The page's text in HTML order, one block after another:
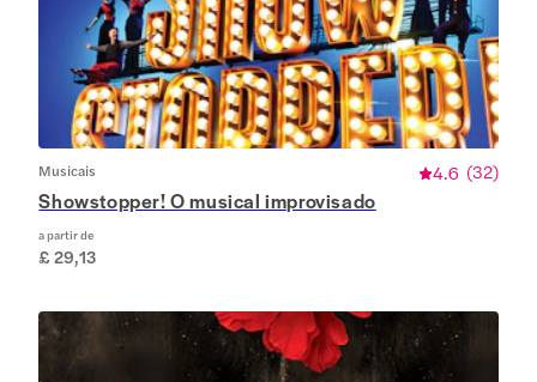
Musicais 4.6 (32)
Showstopper! O musical improvisado
a partir de
£ 29,13